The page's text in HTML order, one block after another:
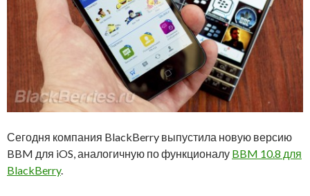
Сегодня компания BlackBerry выпустила новую версию
BBM для iOS, аналогичную по функционалу BBM 10.8 для
BlackBerry.